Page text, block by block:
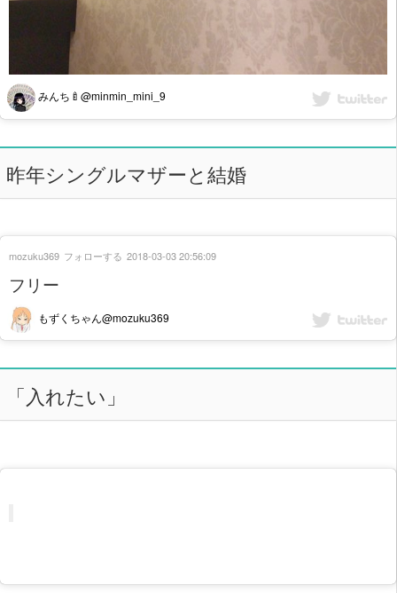
みんち🍼@minmin_mini_9
昨年シングルマザーと結婚
フリー
もずくちゃん@mozuku369
mozuku369 フォローする 2018-03-03 20:56:09
「入れたい」